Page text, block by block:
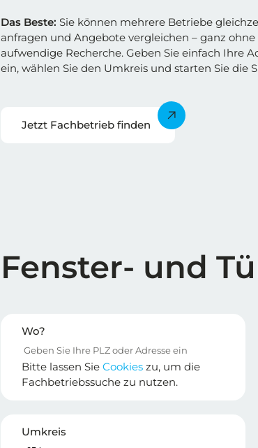
Das Beste: Sie können mehrere Betriebe
anfragen und Angebote vergleichen – ganz ohne
aufwendige Recherche. Geben Sie einfach Ihre
ein, wählen Sie den Umkreis und starten Sie die
Jetzt Fachbetrieb finden
Fenster- und
Wo?
Bitte lassen Sie Cookies zu, um die
Fachbetriebssuche zu nutzen.
Umkreis